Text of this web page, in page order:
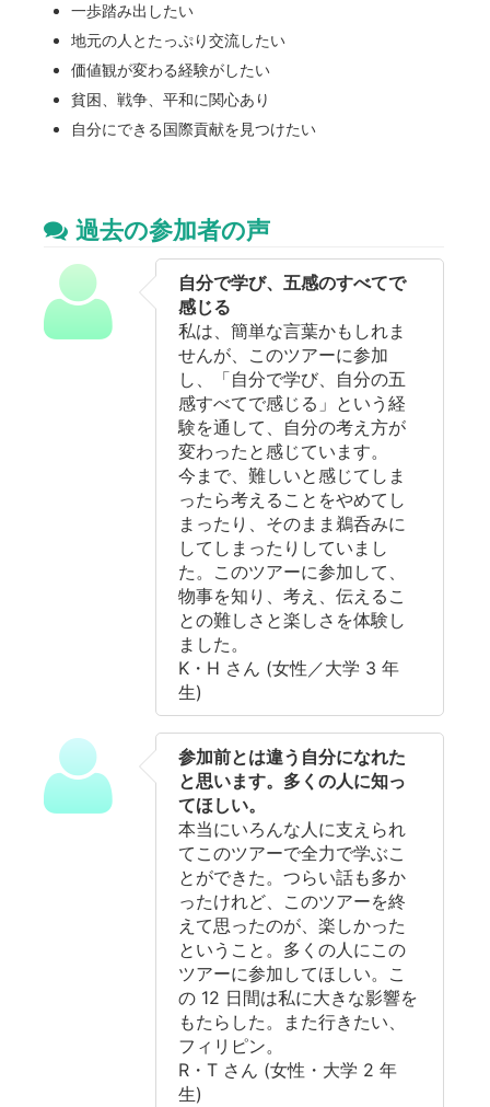
一歩踏み出したい
地元の人とたっぷり交流したい
価値観が変わる経験がしたい
貧困、戦争、平和に関心あり
自分にできる国際貢献を見つけたい
過去の参加者の声
自分で学び、五感のすべてで
感じる
私は、簡単な言葉かもしれま
せんが、このツアーに参加
し、「自分で学び、自分の五
感すべてで感じる」という経
験を通して、自分の考え方が
変わったと感じています。
今まで、難しいと感じてしま
ったら考えることをやめてし
まったり、そのまま鵜呑みに
してしまったりしていまし
た。このツアーに参加して、
物事を知り、考え、伝えるこ
との難しさと楽しさを体験し
ました。
K・H さん (女性／大学 3 年
生)
参加前とは違う自分になれた
と思います。多くの人に知っ
てほしい。
本当にいろんな人に支えられ
てこのツアーで全力で学ぶこ
とができた。つらい話も多か
ったけれど、このツアーを終
えて思ったのが、楽しかった
ということ。多くの人にこの
ツアーに参加してほしい。こ
の 12 日間は私に大きな影響を
もたらした。また行きたい、
フィリピン。
R・T さん (女性・大学 2 年
生)